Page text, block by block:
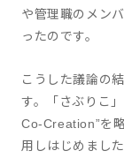
や管理職のメン
ったのです。
こうした議論の
す。「さぶりこ
Co-Creation”を
用しはじめました